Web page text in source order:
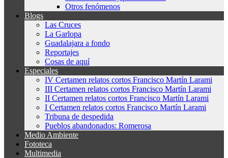
Otros fenómenos
Blogs
Las Cruces
La Garlopa
Guadalajara a fondo
Reportajes
Cosas de aquí
Especiales
IV Certamen relatos cortos Francisco Martín Larami
III Certamen relatos cortos Francisco Martín Larami
II Certamen relatos cortos Francisco Martín Larami
I Certamen relatos cortos Francisco Martín Larami
Tribuna de despedida
Pueblos abandonados: Romerosa
Medio Ambiente
Fototeca
Multimedia